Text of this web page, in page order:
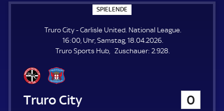
SPIELENDE
P
E
L
E
N
Truro City - Carlisle United. National League.
16:00, Uhr, Samstag, 18.04.2026.
Truro Sports Hub
Zuschauer: Z
2.928.
Truro City
0